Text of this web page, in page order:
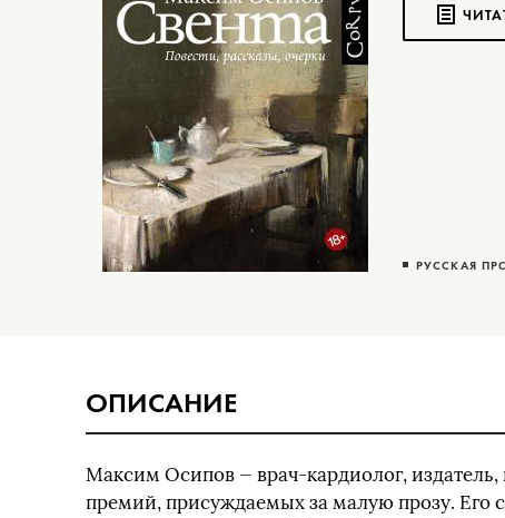
РУССКАЯ
ОПИСАНИЕ
Максим Осипов — врач-кардиолог, издатель,
премий, присуждаемых за малую прозу. Его